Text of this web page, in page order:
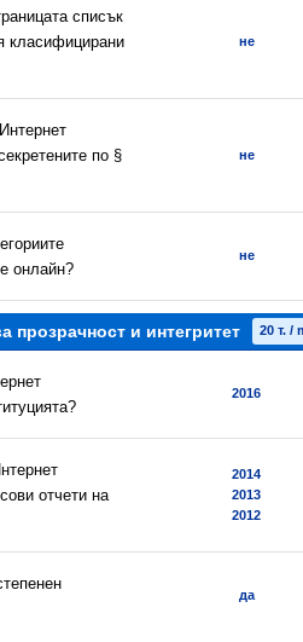
списък
класифицирани
не
по §
не
онлайн?
не
и интегритет 20 т. /
2016
отчети на
2014
2013
2012
да